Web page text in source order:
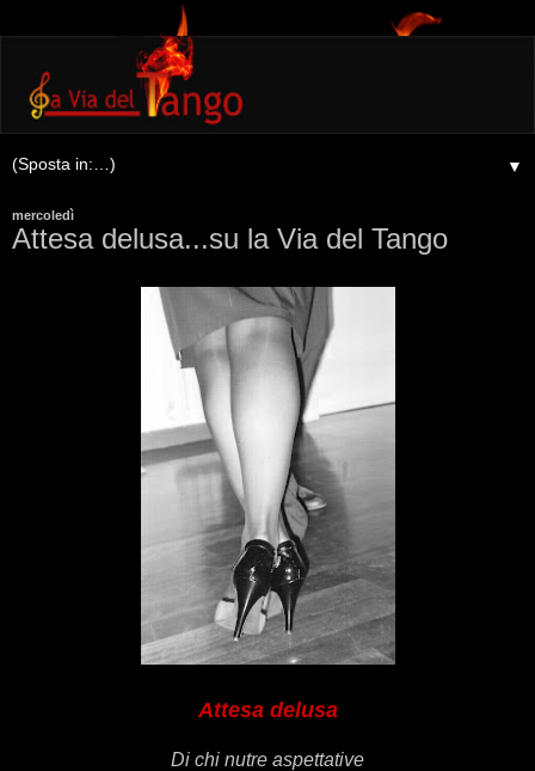
▼
mercoledì
Attesa delusa...su la Via del Tango
Attesa delusa
Di chi nutre aspettative